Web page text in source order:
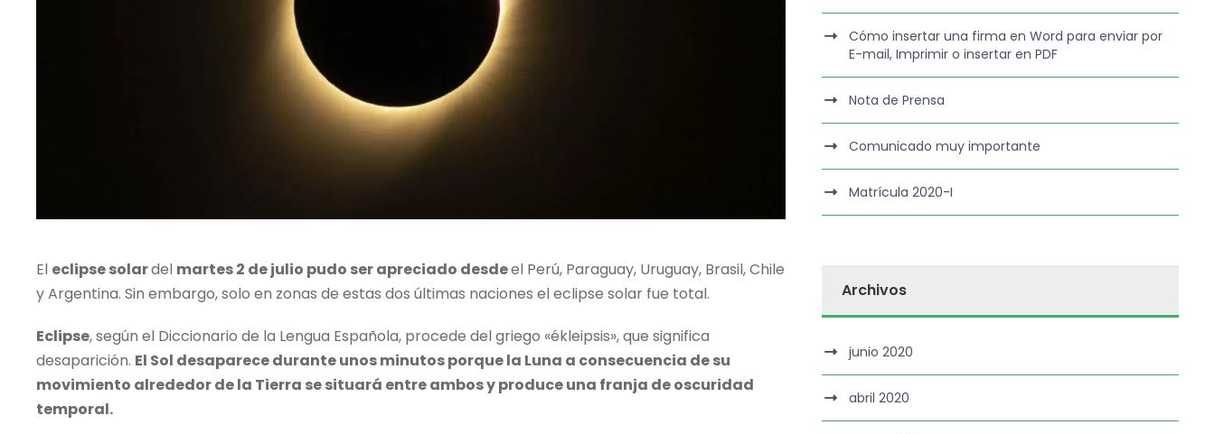
El eclipse solardel martes 2 de julio pudo ser apreciado desdeel Perú, Paraguay, Uruguay, Brasil, Chile
y Argentina. Sin embargo, solo en zonas de estas dos últimas naciones el eclipse solar fue total.
Eclipse, según el Diccionario de la Lengua Española, procede del griego «ékleipsis», que significa
desaparición. El Sol desaparece durante unos minutos porque la Luna a consecuencia de su
movimiento alrededor de la Tierra se situará entre ambos y produce una franja de oscuridad
temporal.
Cómo insertar una firma en Word para enviar por
E-mail, Imprimir o insertar en PDF
Nota de Prensa
Comunicado muy importante
Matrícula 2020-I
Archivos
junio 2020
abril 2020